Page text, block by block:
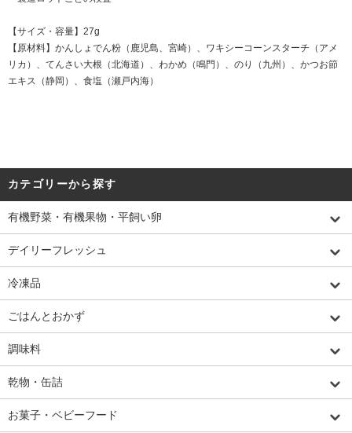
【サイズ・容量】27g
【原材料】かんしょでん粉（鹿児島、宮崎）、ワキシーコーンスターチ（アメ
リカ）、てんさい大根（北海道）、わかめ（鳴門）、のり（九州）、かつお節
エキス（静岡）、食塩（瀬戸内海）
カテゴリーから探す
有機野菜・有機果物・平飼い卵
デイリーフレッシュ
冷凍品
ごはんとおかず
調味料
乾物・缶詰
お菓子・ベビーフード